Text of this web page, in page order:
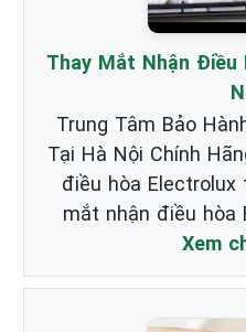
Thay Mắt Nhận Điều
Trung Tâm Bảo
Tại Hà Nội Chính
điều hòa
mắt nhận điều hòa
Xem